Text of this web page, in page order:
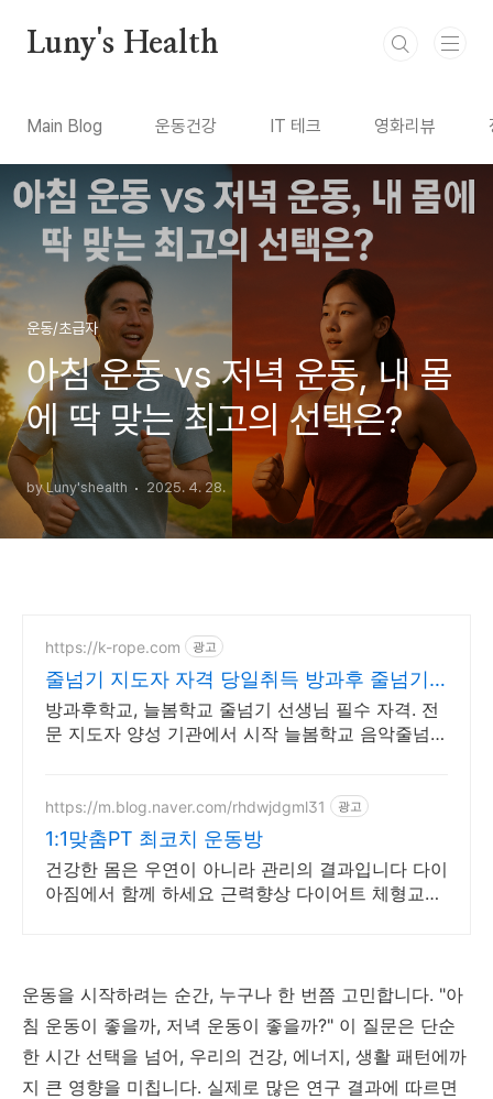
Luny's Health
Main Blog 운동건강 IT 테크 영화리뷰
운동/초급자
아침 운동 vs 저녁 운동, 내 몸
에 딱 맞는 최고의 선택은?
by Luny'shealth 2025. 4. 28.
https://k-rope.com 광고
줄넘기 지도자 자격 당일취득 방과후 줄넘기
지도자 양성
방과후학교, 늘봄학교 줄넘기 선생님 필수 자격. 전
문 지도자 양성 기관에서 시작 늘봄학교 음악줄넘기
https://m.blog.naver.com/rhdwjdgml31 광고
1:1맞춤PT 최코치 운동방
건강한 몸은 우연이 아니라 관리의 결과입니다 다이
아짐에서 함께 하세요 근력향상 다이어트 체형교정
운동을 시작하려는 순간, 누구나 한 번쯤 고민합니다. "아
침 운동이 좋을까, 저녁 운동이 좋을까?" 이 질문은 단순
한 시간 선택을 넘어, 우리의 건강, 에너지, 생활 패턴에까
지 큰 영향을 미칩니다. 실제로 많은 연구 결과에 따르면